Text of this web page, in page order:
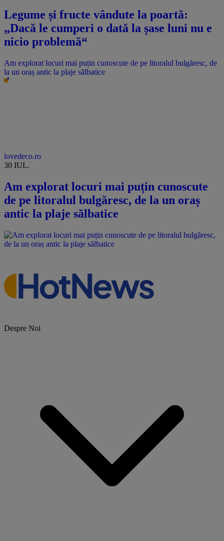
Legume și fructe vândute la poartă:
„Dacă le cumperi o dată la șase luni nu e
nicio problemă“
Am explorat locuri mai puțin cunoscute de pe litoralul bulgăresc, de
la un oraș antic la plaje sălbatice
lovedeco.ro
30 IUL.
Am explorat locuri mai puțin cunoscute
de pe litoralul bulgăresc, de la un oraș
antic la plaje sălbatice
Despre Noi